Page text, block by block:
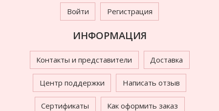
Войти Регистрация
ИНФОРМАЦИЯ
Контакты и представители Доставка
Центр поддержки Написать отзыв
Сертификаты Как оформить заказ